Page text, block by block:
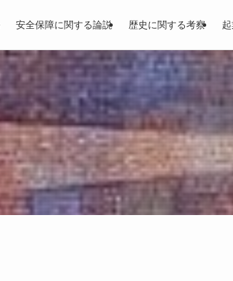
安全保障に関する論説 歴史に関する考察